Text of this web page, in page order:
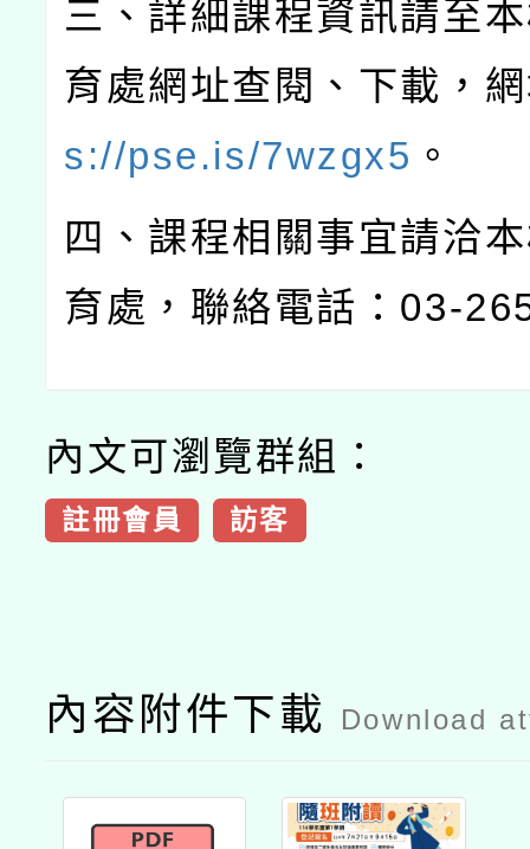
三、詳細課程資訊請至
育處網址查閱、下載，
s://pse.is/7wzgx5 。
四、課程相關事宜請洽
育處，聯絡電話： 03-
內文可瀏覽群組：
註冊會員 訪客
內容附件下載 Download